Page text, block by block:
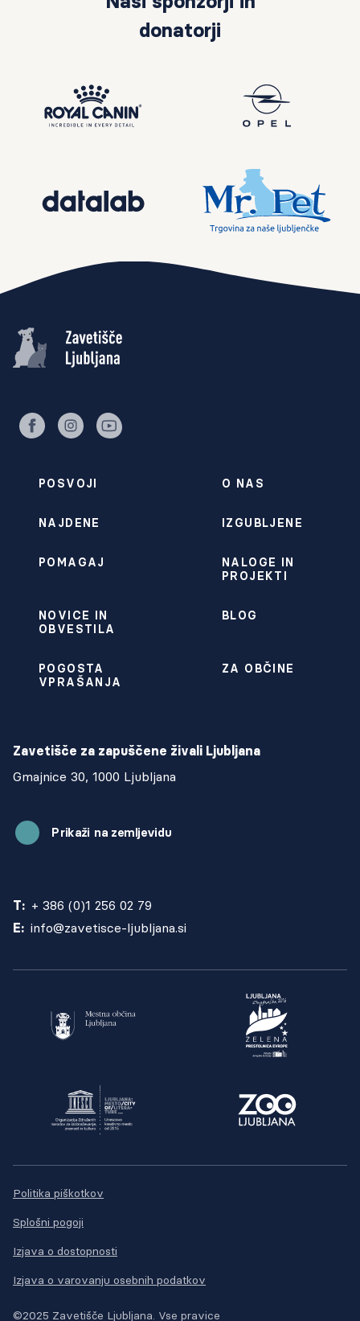
donatorji
POSVOJI O NAS
NAJDENE IZGUBLJENE
POMAGAJ
NALOGE IN
PROJEKTI
NOVICE IN
OBVESTILA
BLOG
POGOSTA
VPRAŠANJA
ZA OBČINE
Zavetišče za zapuščene živali Ljubljana
Gmajnice 30, 1000 Ljubljana
Prikaži na zemljevidu
T: + 386 (0)1 256 02 79
E: info@zavetisce-ljubljana.si
Politika piškotkov
Splošni pogoji
Izjava o dostopnosti
Izjava o varovanju osebnih podatkov
©2025 Zavetišče Ljubljana. Vse pravice